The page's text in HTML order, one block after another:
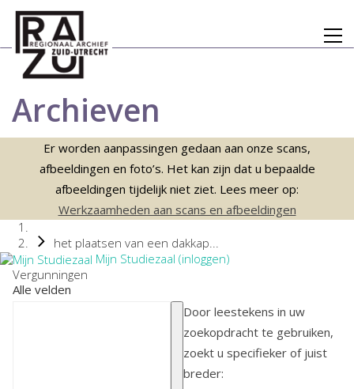
Archieven
Er worden aanpassingen gedaan aan onze scans,
afbeeldingen en foto’s. Het kan zijn dat u bepaalde
afbeeldingen tijdelijk niet ziet. Lees meer op:
Werkzaamheden aan scans en afbeeldingen
het plaatsen van een dakkap...
Mijn Studiezaal (inloggen)
Vergunningen
Alle velden
Door leestekens in uw
zoekopdracht te gebruiken,
zoekt u specifieker of juist
breder: